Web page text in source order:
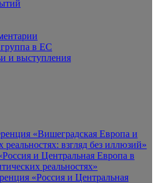
в ЕС
и выступления
«Вишеградская Европа и
реальностях: взгляд без иллюзий»
и Центральная Европа в
реальностях»
«Россия и Центральная